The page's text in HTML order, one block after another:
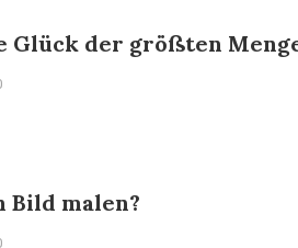
Glück der größten
Bild malen?